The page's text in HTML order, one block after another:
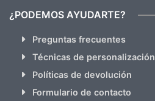
¿PODEMOS AYUDARTE?
Preguntas frecuentes
Técnicas de personalización
Políticas de devolución
Formulario de contacto